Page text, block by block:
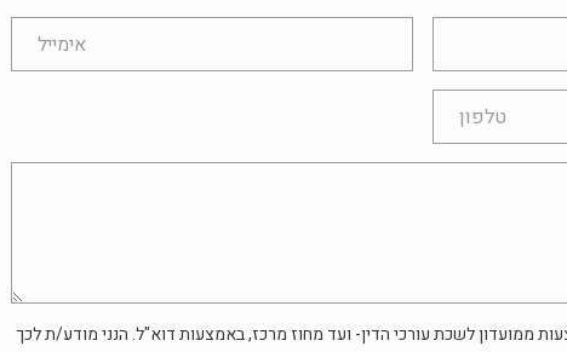
אימייל
ממועדון לשכת עורכי הדין- ועד מחוז מרכז, באמצעות דוא"ל. הנני מודע/ת לכך